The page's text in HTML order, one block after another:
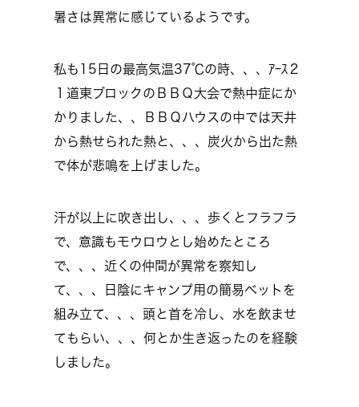
暑さは異常に感じているようです。
私も15日の最高気温37℃の時、、、ｱｰｽ２
１道東ブロックのＢＢＱ大会で熱中症にか
かりました、、ＢＢＱハウスの中では天井
から熱せられた熱と、、、炭火から出た熱
で体が悲鳴を上げました。
汗が以上に吹き出し、、、歩くとフラフラ
で、意識もモウロウとし始めたところ
で、、、近くの仲間が異常を察知し
て、、、日陰にキャンプ用の簡易ベットを
組み立て、、、頭と首を冷し、水を飲ませ
てもらい、、、何とか生き返ったのを経験
しました。